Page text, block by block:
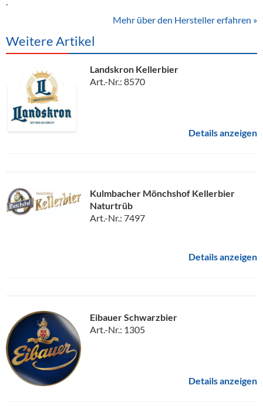
Mehr über den Hersteller erfahren »
Weitere Artikel
Landskron Kellerbier
Art.-Nr.: 8570
Details anzeigen
Kulmbacher Mönchshof Kellerbier
Naturtrüb
Art.-Nr.: 7497
Details anzeigen
Eibauer Schwarzbier
Art.-Nr.: 1305
Details anzeigen